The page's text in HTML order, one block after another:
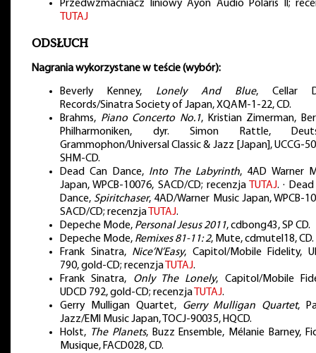
Przedwzmacniacz liniowy Ayon Audio Polaris II;
TUTAJ
ODSŁUCH
Nagrania wykorzystane w teście (wybór):
Beverly Kenney, Lonely And Blue, Cellar
Records/Sinatra Society of Japan, XQAM-1-22, CD.
Brahms, Piano Concerto No.1, Kristian Zimerman,
Philharmoniken, dyr. Simon Rattle,
Grammophon/Universal Classic & Jazz [Japan], UCCG-
SHM-CD.
Dead Can Dance, Into The Labyrinth, 4AD Warner
Japan, WPCB-10076, SACD/CD; recenzja TUTAJ. ·
Dance, Spiritchaser, 4AD/Warner Music Japan, WPCB-
SACD/CD; recenzja TUTAJ.
Depeche Mode, Personal Jesus 2011, cdbong43, SP CD.
Depeche Mode, Remixes 81-11: 2, Mute, cdmutel18, CD.
Frank Sinatra, Nice’N’Easy, Capitol/Mobile Fidelity,
790, gold-CD; recenzja TUTAJ.
Frank Sinatra, Only The Lonely, Capitol/Mobile
UDCD 792, gold-CD; recenzja TUTAJ.
Gerry Mulligan Quartet, Gerry Mulligan Quartet,
Jazz/EMI Music Japan, TOCJ-90035, HQCD.
Holst, The Planets, Buzz Ensemble, Mélanie Barney,
Musique, FACD028, CD.